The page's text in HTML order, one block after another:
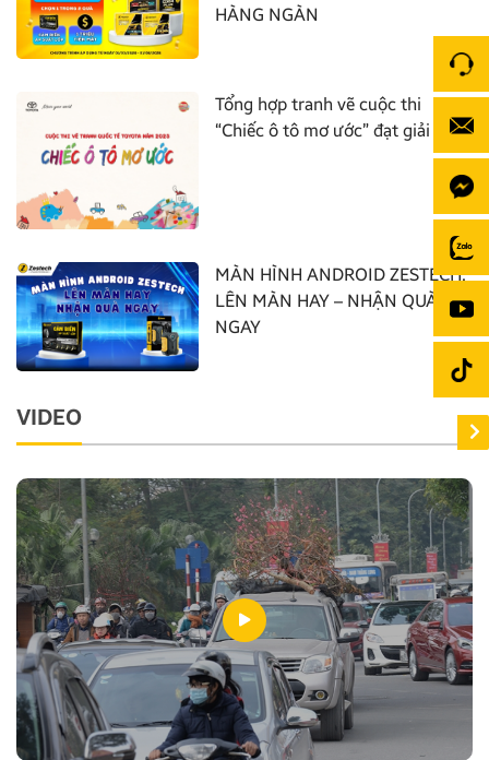
HÀNG NGÀN
Tổng hợp tranh vẽ cuộc thi
“Chiếc ô tô mơ ước” đạt giải nhất
MÀN HÌNH ANDROID ZESTECH:
LÊN MÀN HAY – NHẬN QUÀ
NGAY
VIDEO